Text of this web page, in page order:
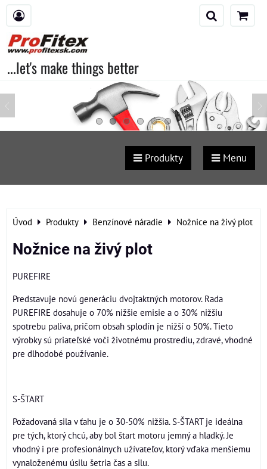
...let's make things better
Produkty Menu
Úvod Produkty Benzínové náradie Nožnice na živý plot
Nožnice na živý plot
PUREFIRE
Predstavuje novú generáciu dvojtaktných motorov. Rada
PUREFIRE dosahuje o 70% nižšie emisie a o 30% nižšiu
spotrebu paliva, pričom obsah splodín je nižší o 50%. Tieto
výrobky sú priateľské voči životnému prostrediu, zdravé, vhodné
pre dlhodobé používanie.
S-ŠTART
Požadovaná sila v ťahu je o 30-50% nižšia. S-ŠTART je ideálna
pre tých, ktorý chcú, aby bol štart motoru jemný a hladký. Je
vhodný i pre profesionálnych užívateľov, ktorý vďaka menšiemu
vynaloženému úsilu šetria čas a silu.